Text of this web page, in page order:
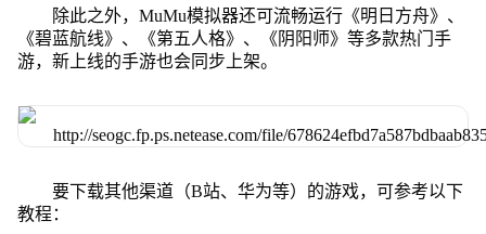
除此之外，MuMu模拟器还可流畅运行《明日方舟》、
《碧蓝航线》、《第五人格》、《阴阳师》等多款热门手
游，新上线的手游也会同步上架。
要下载其他渠道（B站、华为等）的游戏，可参考以下
教程：